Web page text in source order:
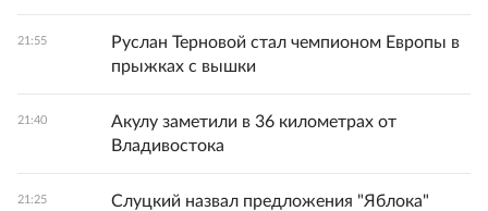
21:55
Руслан Терновой стал чемпионом Европы в
прыжках с вышки
21:40
Акулу заметили в 36 километрах от
Владивостока
21:25
Слуцкий назвал предложения "Яблока"